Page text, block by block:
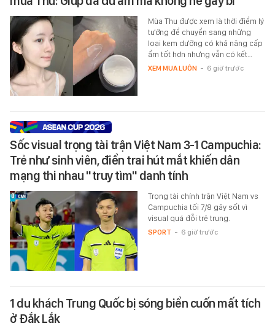
Mùa Thu được xem là thời điểm lý
tưởng để chuyển sang những
loại kem dưỡng có khả năng cấp
ẩm tốt hơn nhưng vẫn có kết…
XEM MUA LUÔN - 6 giờ trước
Sốc visual trọng tài trận Việt Nam 3-1 Campuchia:
Trẻ như sinh viên, điển trai hút mắt khiến dân
mạng thi nhau "truy tìm" danh tính
Trọng tài chính trận Việt Nam vs
Campuchia tối 7/8 gây sốt vì
visual quá đỗi trẻ trung.
SPORT - 6 giờ trước
1 du khách Trung Quốc bị sóng biển cuốn mất tích
ở Đắk Lắk